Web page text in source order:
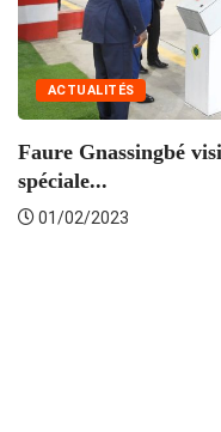
ACTUALITÉS
Faure Gnassingbé
spéciale...
01/02/2023